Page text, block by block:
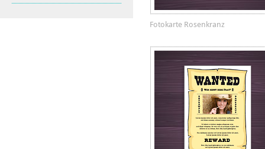
Fotokarte Rosenkranz